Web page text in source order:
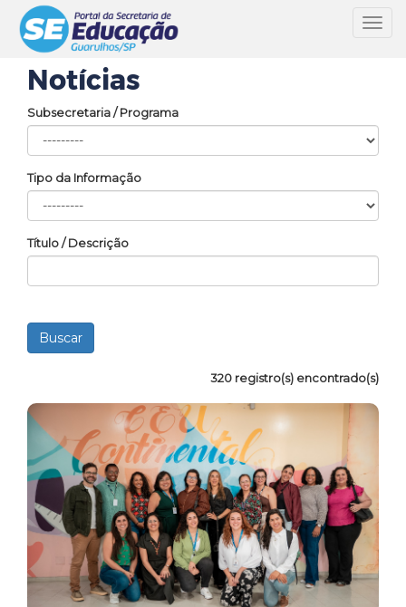
Notícias
Subsecretaria / Programa
Tipo da Informação
Título / Descrição
320 registro(s) encontrado(s)